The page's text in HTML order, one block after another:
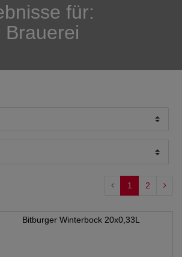
für:
Brauerei
1 2
Bitburger Winterbock 20x0,33L